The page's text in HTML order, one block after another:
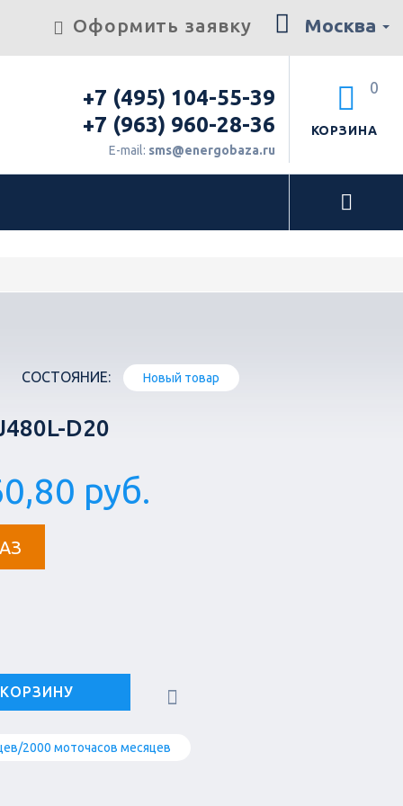
Москва
Оформить заявку
КОРЗИНА
0
+7 (495) 104-55-39
+7 (963) 960-28-36
E-mail: sms@energobaza.ru
СОСТОЯНИЕ: Новый товар
D20
руб.
2000 моточасов месяцев